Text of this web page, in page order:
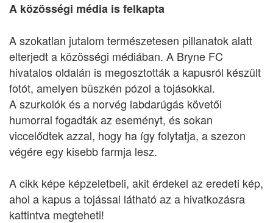
A közösségi média is felkapta
A szokatlan jutalom természetesen pillanatok alatt
elterjedt a közösségi médiában. A Bryne FC
hivatalos oldalán is megosztották a kapusról készült
fotót, amelyen büszkén pózol a tojásokkal.
A szurkolók és a norvég labdarúgás követői
humorral fogadták az eseményt, és sokan
viccelődtek azzal, hogy ha így folytatja, a szezon
végére egy kisebb farmja lesz.
A cikk képe képzeletbeli, akit érdekel az eredeti kép,
ahol a kapus a tojással látható az a hivatkozásra
kattintva megteheti!